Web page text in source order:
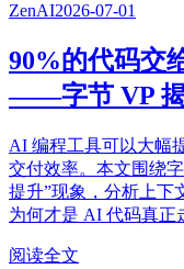
ZenAI2026-07-01
90%的代码交
——字节 VP 揭
AI 编程工具可以大幅
交付效率。本文围绕
提升”现象，分析上下
为何才是 AI 代码真正
阅读全文